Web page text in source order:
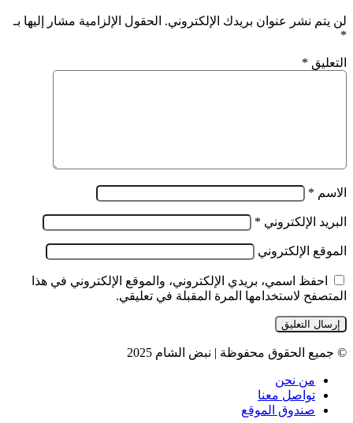
لن يتم نشر عنوان بريدك الإلكتروني. الحقول الإلزامية مشار إليها بـ
*
التعليق *
الاسم *
البريد الإلكتروني *
الموقع الإلكتروني
احفظ اسمي، بريدي الإلكتروني، والموقع الإلكتروني في هذا
المتصفح لاستخدامها المرة المقبلة في تعليقي.
© جميع الحقوق محفوظة | نبض الشام 2025
من نحن
تواصل معنا
صندوق الموقع